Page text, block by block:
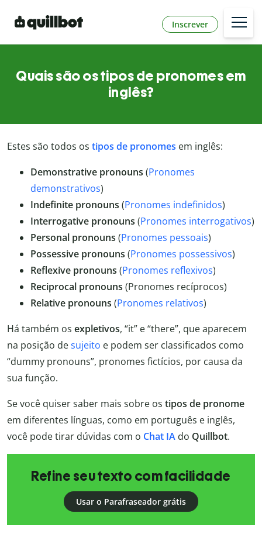
Inscrever
Quais são os tipos de pronomes em
inglês?
Estes são todos os tipos de pronomes em inglês:
Demonstrative pronouns (Pronomes
demonstrativos)
Indefinite pronouns (Pronomes indefinidos)
Interrogative pronouns (Pronomes interrogativos)
Personal pronouns (Pronomes pessoais)
Possessive pronouns (Pronomes possessivos)
Reflexive pronouns (Pronomes reflexivos)
Reciprocal pronouns (Pronomes recíprocos)
Relative pronouns (Pronomes relativos)
Há também os expletivos, “it” e “there”, que aparecem
na posição desujeito e podem ser classificados como
“dummy pronouns”, pronomes fictícios, por causa da
sua função.
Se você quiser saber mais sobre os tipos de pronome
em diferentes línguas, como em português e inglês,
você pode tirar dúvidas com o Chat IA do Quillbot.
Refine seu texto com facilidade
Usar o Parafraseador grátis